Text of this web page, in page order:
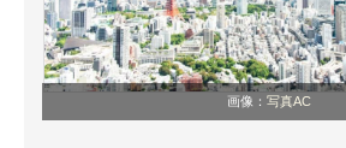
企業ITのトレンドを詳説
経営リーダーのコミュニティ
画像： 写真AC